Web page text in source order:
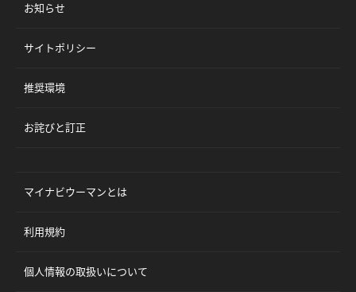
お知らせ
サイトポリシー
推奨環境
お詫びと訂正
マイナビウーマンとは
利用規約
個人情報の取扱いについて